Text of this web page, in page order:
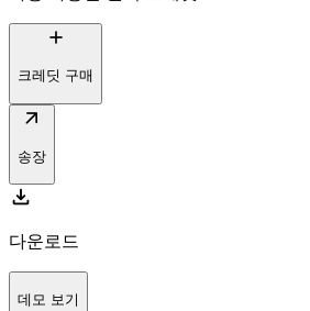
add
크레딧 구매
arrow_outward
송장
download
다운로드
데모 보기